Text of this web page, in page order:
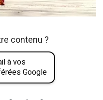
contenu ?
à vos
Google